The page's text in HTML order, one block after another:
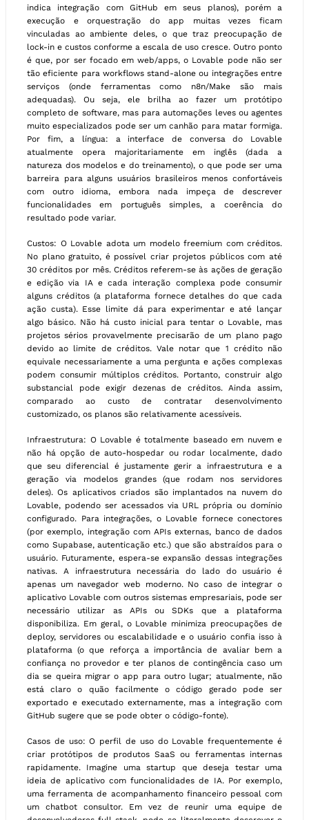
indica integração com GitHub em seus planos), porém a
execução e orquestração do app muitas vezes ficam
vinculadas ao ambiente deles, o que traz preocupação de
lock-in e custos conforme a escala de uso cresce. Outro ponto
é que, por ser focado em web/apps, o Lovable pode não ser
tão eficiente para workflows stand-alone ou integrações entre
serviços (onde ferramentas como n8n/Make são mais
adequadas). Ou seja, ele brilha ao fazer um protótipo
completo de software, mas para automações leves ou agentes
muito especializados pode ser um canhão para matar formiga.
Por fim, a língua: a interface de conversa do Lovable
atualmente opera majoritariamente em inglês (dada a
natureza dos modelos e do treinamento), o que pode ser uma
barreira para alguns usuários brasileiros menos confortáveis
com outro idioma, embora nada impeça de descrever
funcionalidades em português simples, a coerência do
resultado pode variar.
Custos: O Lovable adota um modelo freemium com créditos.
No plano gratuito, é possível criar projetos públicos com até
30 créditos por mês. Créditos referem-se às ações de geração
e edição via IA e cada interação complexa pode consumir
alguns créditos (a plataforma fornece detalhes do que cada
ação custa). Esse limite dá para experimentar e até lançar
algo básico. Não há custo inicial para tentar o Lovable, mas
projetos sérios provavelmente precisarão de um plano pago
devido ao limite de créditos. Vale notar que 1 crédito não
equivale necessariamente a uma pergunta e ações complexas
podem consumir múltiplos créditos. Portanto, construir algo
substancial pode exigir dezenas de créditos. Ainda assim,
comparado ao custo de contratar desenvolvimento
customizado, os planos são relativamente acessíveis.
Infraestrutura: O Lovable é totalmente baseado em nuvem e
não há opção de auto-hospedar ou rodar localmente, dado
que seu diferencial é justamente gerir a infraestrutura e a
geração via modelos grandes (que rodam nos servidores
deles). Os aplicativos criados são implantados na nuvem do
Lovable, podendo ser acessados via URL própria ou domínio
configurado. Para integrações, o Lovable fornece conectores
(por exemplo, integração com APIs externas, banco de dados
como Supabase, autenticação etc.) que são abstraídos para o
usuário. Futuramente, espera-se expansão dessas integrações
nativas. A infraestrutura necessária do lado do usuário é
apenas um navegador web moderno. No caso de integrar o
aplicativo Lovable com outros sistemas empresariais, pode ser
necessário utilizar as APIs ou SDKs que a plataforma
disponibiliza. Em geral, o Lovable minimiza preocupações de
deploy, servidores ou escalabilidade e o usuário confia isso à
plataforma (o que reforça a importância de avaliar bem a
confiança no provedor e ter planos de contingência caso um
dia se queira migrar o app para outro lugar; atualmente, não
está claro o quão facilmente o código gerado pode ser
exportado e executado externamente, mas a integração com
GitHub sugere que se pode obter o código-fonte).
Casos de uso: O perfil de uso do Lovable frequentemente é
criar protótipos de produtos SaaS ou ferramentas internas
rapidamente. Imagine uma startup que deseja testar uma
ideia de aplicativo com funcionalidades de IA. Por exemplo,
uma ferramenta de acompanhamento financeiro pessoal com
um chatbot consultor. Em vez de reunir uma equipe de